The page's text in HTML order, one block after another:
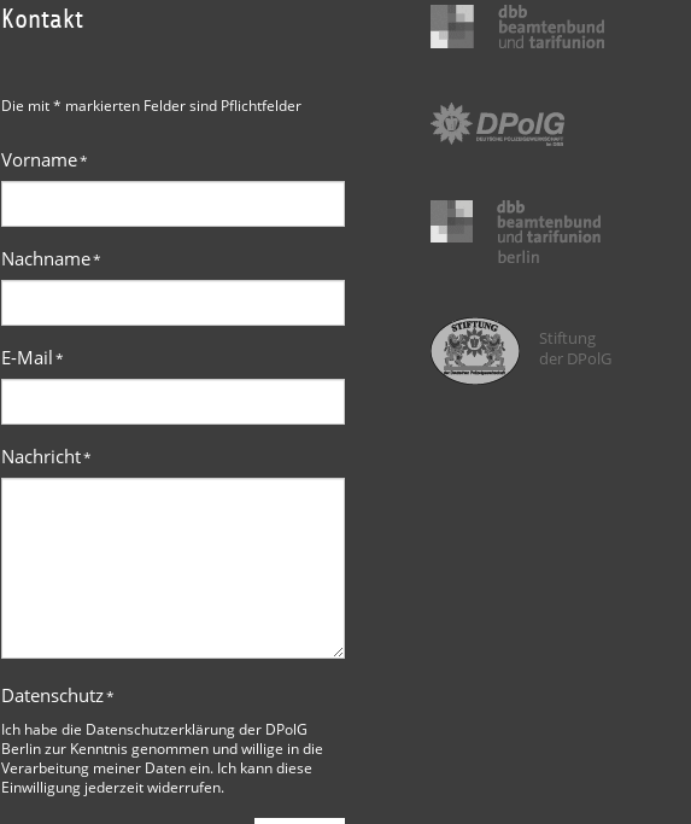
Kontakt
Die mit * markierten Felder sind Pflichtfelder
Vorname*
Nachname*
E-Mail*
Nachricht*
Datenschutz*
Ich habe die Datenschutzerklärung der DPolG
Berlinzur Kenntnis genommen und willige in die
Verarbeitung meiner Daten ein. Ich kann diese
Einwilligung jederzeit widerrufen.
Stiftung
der DPolG